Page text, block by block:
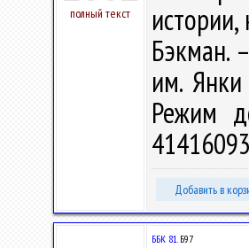
полный текст
Бэкман.
им.
Режим
Добавить в
ББК 81.Б97